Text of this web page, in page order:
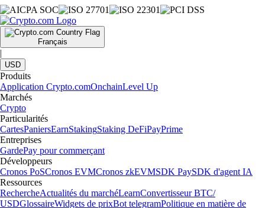
Français
|
USD
Produits
Application Crypto.comOnchainLevel Up
Marchés
Crypto
Particularités
CartesPaniersEarnStakingStaking DeFiPayPrime
Entreprises
GardePay pour commerçant
Développeurs
Cronos PoSCronos EVMCronos zkEVMSDK PaySDK d'agent IA
Ressources
RechercheActualités du marchéLearnConvertisseur BTC/
USDGlossaireWidgets de prixBot telegramPolitique en matière de